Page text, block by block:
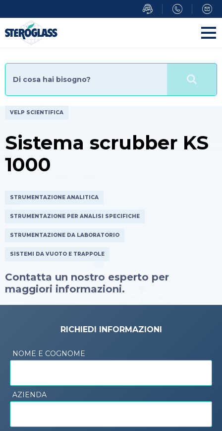
al
contenuto
principale
VELP SCIENTIFICA
Sistema scrubber KS
1000
STRUMENTAZIONE ANALITICA
STRUMENTAZIONE PER ANALISI SPECIFICHE
STRUMENTAZIONE DA LABORATORIO
SISTEMI DA VUOTO E TRAPPOLE
Contatta un nostro esperto per
maggiori informazioni.
RICHIEDI INFORMAZIONI
NOME E COGNOME
AZIENDA